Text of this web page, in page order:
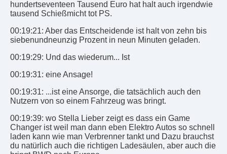
hundertseventeen Tausend Euro hat halt auch irgendwie
tausend Schießmicht tot PS.
00:19:21: Aber das Entscheidende ist halt von zehn bis
siebenundneunzig Prozent in neun Minuten geladen.
00:19:29: Und das wiederum... Ist
00:19:31: eine Ansage!
00:19:31: ...ist eine Ansorge, die tatsächlich auch den
Nutzern von so einem Fahrzeug was bringt.
00:19:39: wo Stella Lieber zeigt es dass ein Game
Changer ist weil man dann eben Elektro Autos so schnell
laden kann wie man Verbrenner tankt und Dazu brauchst
du natürlich auch die richtigen Ladesäulen, aber auch die